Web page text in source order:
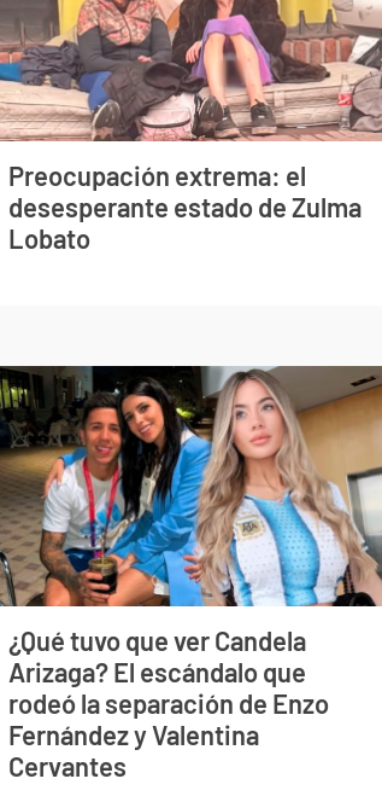
Preocupación extrema: el
desesperante estado de Zulma
Lobato
¿Qué tuvo que ver Candela
Arizaga? El escándalo que
rodeó la separación de Enzo
Fernández y Valentina
Cervantes